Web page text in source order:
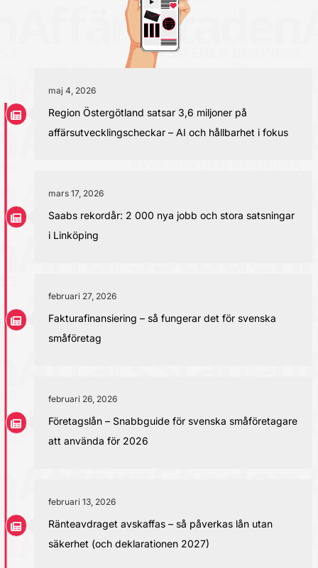
maj 4, 2026
Region Östergötland satsar 3,6 miljoner på
affärsutvecklingscheckar – AI och hållbarhet i fokus
mars 17, 2026
Saabs rekordår: 2 000 nya jobb och stora satsningar
i Linköping
februari 27, 2026
Fakturafinansiering – så fungerar det för svenska
småföretag
februari 26, 2026
Företagslån – Snabbguide för svenska småföretagare
att använda för 2026
februari 13, 2026
Ränteavdraget avskaffas – så påverkas lån utan
säkerhet (och deklarationen 2027)